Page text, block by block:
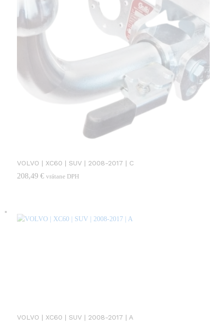
VOLVO | XC60 | SUV | 2008-2017 | C
208,49 € vrátane DPH
VOLVO | XC60 | SUV | 2008-2017 | A